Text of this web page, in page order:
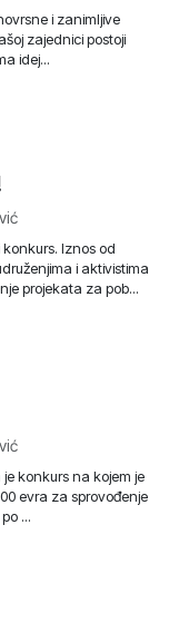
i zanimljive
zajednici postoji
idej...
Iznos od
i aktivistima
projekata za pob...
konkurs na kojem je
evra za sprovođenje
...